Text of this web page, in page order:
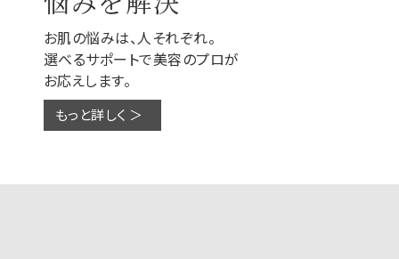
お肌の悩みは、人それぞれ。
選べるサポートで美容のプロが
お応えします。
もっと詳しく ＞